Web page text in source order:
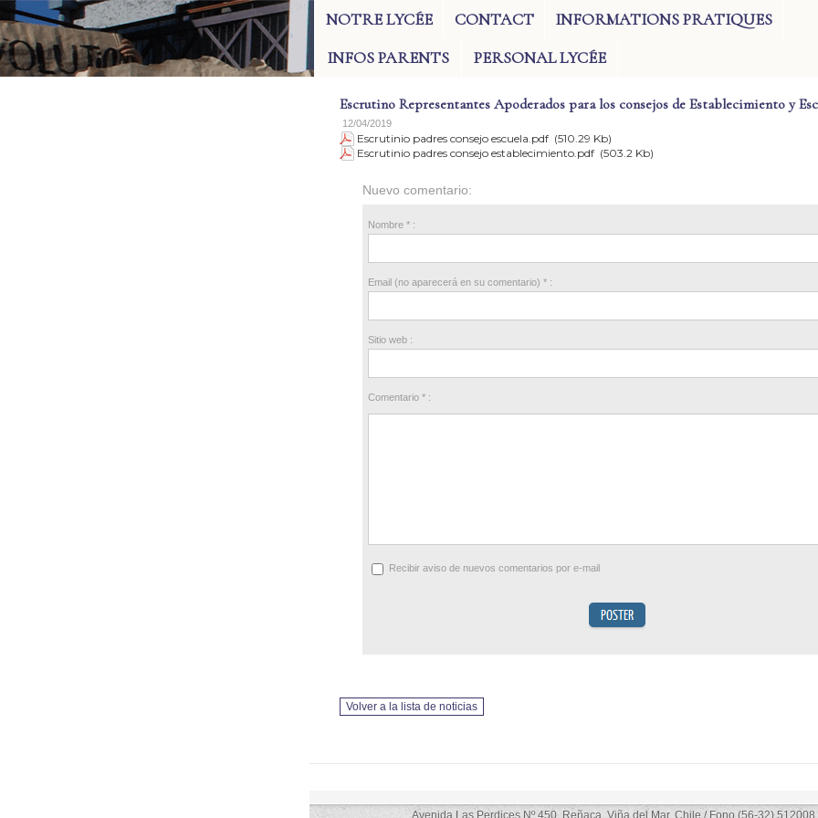
NOTRE LYCÉE CONTACT
INFORMATIONS PRATIQUES
INFOS PARENTS
PERSONAL LYCÉE
Escrutino Representantes Apoderados para los consejos de Establecimiento y
12/04/2019
Escrutinio padres consejo escuela.pdf (510.29 Kb)
Escrutinio padres consejo establecimiento.pdf (503.2 Kb)
Nuevo comentario:
Nombre * :
Email (no aparecerá en su comentario) * :
Sitio web :
Comentario * :
Recibir aviso de nuevos comentarios por e-mail
Volver a la lista de noticias
Avenida Las Perdices Nº 450, Reñaca, Viña del Mar, Chile / Fono (56-32) 512008